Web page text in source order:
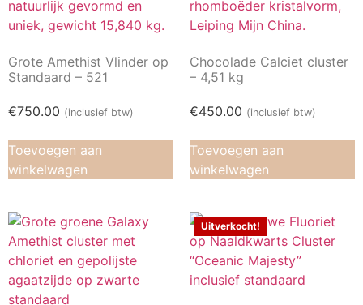
Grote Amethist Vlinder op
Standaard – 521
€750.00 (inclusief btw)
Toevoegen aan
winkelwagen
Chocolade Calciet cluster
– 4,51 kg
€450.00 (inclusief btw)
Toevoegen aan
winkelwagen
Uitverkocht!